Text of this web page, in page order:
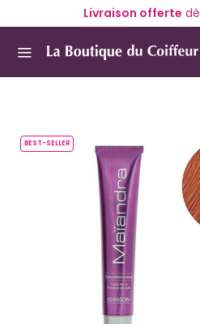
Livraison offerte
BEST-SELLER